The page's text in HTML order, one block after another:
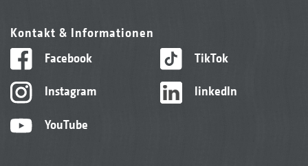
Kontakt & Informationen
Facebook
Instagram
YouTube
TikTok
linkedIn